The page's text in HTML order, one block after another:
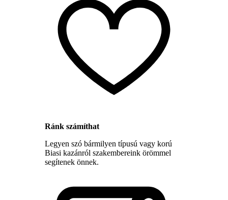
Ránk számíthat
Legyen szó bármilyen típusú vagy korú
Biasi kazánról szakembereink örömmel
segítenek önnek.